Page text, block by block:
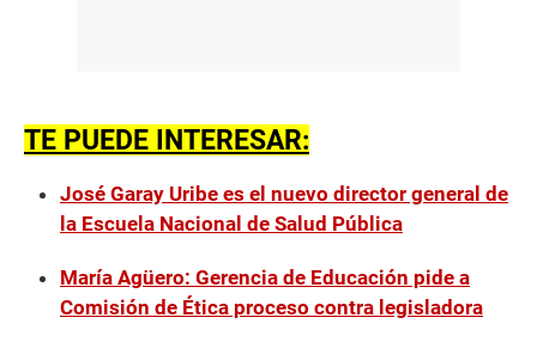
TE PUEDE INTERESAR:
José Garay Uribe es el nuevo director general de
la Escuela Nacional de Salud Pública
María Agüero: Gerencia de Educación pide a
Comisión de Ética proceso contra legisladora